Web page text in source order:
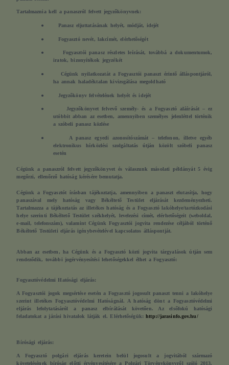
Tartalmaznia kell a panaszról felvett jegyzőkönyvnek:
● Panasz eljuttatásának helyét, módját, idejét
● Fogyasztó nevét, lakcímét, elérhetőségét
●
Fogyasztói panasz részletes leírását, továbbá a dokumentumok,
iratok, bizonyítékok jegyzékét
●
Cégünk nyilatkozatát a Fogyasztói panaszt érintő álláspontjáról,
ha annak haladéktalan kivizsgálása megoldható
● Jegyzőkönyv felvételének helyét és idejét
●
Jegyzőkönyvet felvevő személy- és a Fogyasztó aláírását – ez
utóbbit abban az esetben, amennyiben személyes jelenléttel történik
a szóbeli panasz közlése
●
A panasz egyedi azonosítószámát – telefonon, illetve egyéb
elektronikus hírközlési szolgáltatás útján közölt szóbeli panasz
esetén
Cégünk a panaszról felvett jegyzőkönyvet és válaszunk másolati példányát 5 évig
megőrzi, ellenőrző hatóság kérésére bemutatja.
Cégünk a Fogyasztót írásban tájékoztatja, amennyiben a panaszt elutasítja, hogy
panaszával mely hatóság vagy Békéltető Testület eljárását kezdeményezheti.
Tartalmazza a tájékoztatás az illetékes hatóság és a Fogyasztó lakóhelye/tartózkodási
helye szerinti Békéltető Testület székhelyét, levelezési címét, elérhetőségeit (weboldal,
e-mail, telefonszám), valamint Cégünk Fogyasztói jogvita rendezése céljából történő
Békéltető Testületi eljárás igénybevételével kapcsolatos álláspontját.
Abban az esetben, ha Cégünk és a Fogyasztó közti jogvita tárgyalások útján sem
rendeződik, további jogérvényesítési lehetőségekkel élhet a Fogyasztó:
Fogyasztóvédelmi Hatósági eljárás:
A Fogyasztói jogok megsértése esetén a Fogyasztó jogosult panaszt tenni a lakóhelye
szerint illetékes Fogyasztóvédelmi Hatóságnál. A hatóság dönt a Fogyasztóvédelmi
eljárás lefolytatásáról a panasz elbírálását követően. Az elsőfokú hatósági
feladatokat a járási hivatalok látják el. Elérhetőségük:http://jarasinfo.gov.hu/
Bírósági eljárás:
A Fogyasztó polgári eljárás keretein belül jogosult a jogvitából származó
követelésének bíróság előtti érvényesítésére a Polgári Törvénykönyvről szóló 2013.